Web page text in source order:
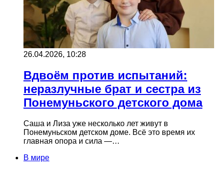
26.04.2026, 10:28
Вдвоём против испытаний:
неразлучные брат и сестра из
Понемуньского детского дома
Саша и Лиза уже несколько лет живут в
Понемуньском детском доме. Всё это время их
главная опора и сила —…
В мире